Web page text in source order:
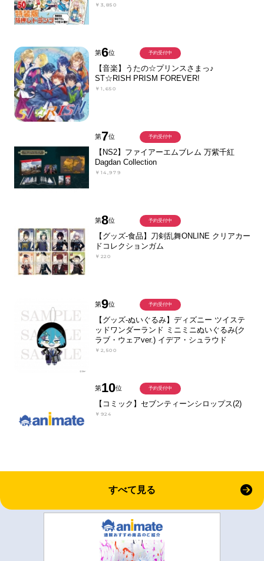
￥3,850
第6位
【音楽】うたの☆プリンスさまっ♪
ST☆RISH PRISM FOREVER!
￥1,650
予約受付中
第7位
【NS2】ファイアーエムブレム 万紫千紅
Dagdan Collection
￥14,979
予約受付中
第8位
【グッズ-食品】刀剣乱舞ONLINE クリアカー
ドコレクションガム
￥220
予約受付中
第9位
【グッズ-ぬいぐるみ】ディズニー ツイステ
ッドワンダーランド ミニミニぬいぐるみ(ク
ラブ・ウェアver.) イデア・シュラウド
￥2,500
予約受付中
第10位
【コミック】セブンティーンシロップス(2)
￥924
予約受付中
すべて見る